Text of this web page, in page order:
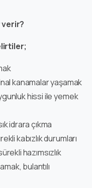
verir?
kanamalar yaşamak
hissi ile yemek
idrara çıkma
kabızlık durumları
hazımsızlık
bulantılı